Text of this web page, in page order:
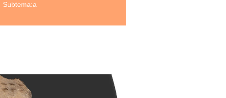
Subtema:a